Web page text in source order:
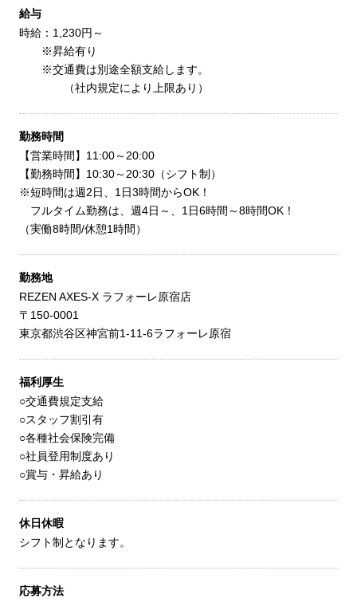
給与
時給：1,230円～
※昇給有り
※交通費は別途全額支給します。
（社内規定により上限あり）
勤務時間
【営業時間】11:00～20:00
【勤務時間】10:30～20:30（シフト制）
※短時間は週2日、1日3時間からOK！
フルタイム勤務は、週4日～、1日6時間～8時間OK！
（実働8時間/休憩1時間）
勤務地
REZEN AXES-X ラフォーレ原宿店
〒150-0001
東京都渋谷区神宮前1-11-6ラフォーレ原宿
福利厚生
○交通費規定支給
○スタッフ割引有
○各種社会保険完備
○社員登用制度あり
○賞与・昇給あり
休日休暇
シフト制となります。
応募方法